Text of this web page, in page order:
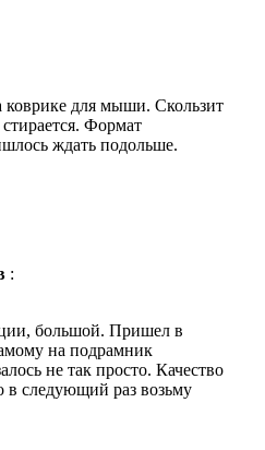
коврике для мыши. Скользит
Формат
ждать подольше.
:
большой. Пришел в
на подрамник
не так просто. Качество
в следующий раз возьму